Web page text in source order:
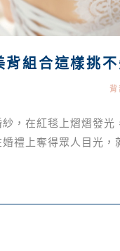
背組合這樣挑
背
，在紅毯上熠熠發
禮上奪得眾人目光，